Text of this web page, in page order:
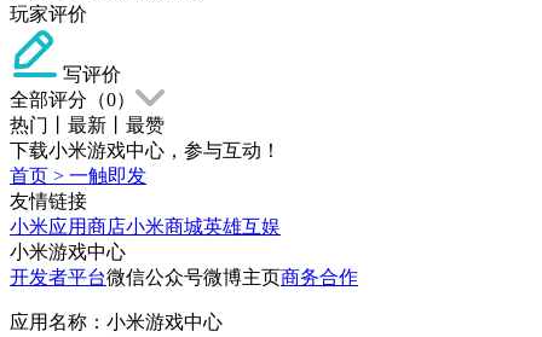
玩家评价
写评价
全部评分（0）
热门
最新
最赞
下载小米游戏中心，参与互动！
首页 > 一触即发
友情链接
小米应用商店小米商城英雄互娱
小米游戏中心
开发者平台微信公众号微博主页商务合作
应用名称：小米游戏中心